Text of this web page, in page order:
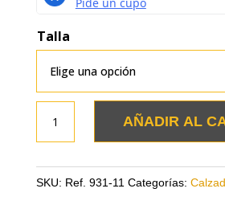
Talla
cuero
AÑADIR AL
SKU: Ref. 931-11 Categorías: